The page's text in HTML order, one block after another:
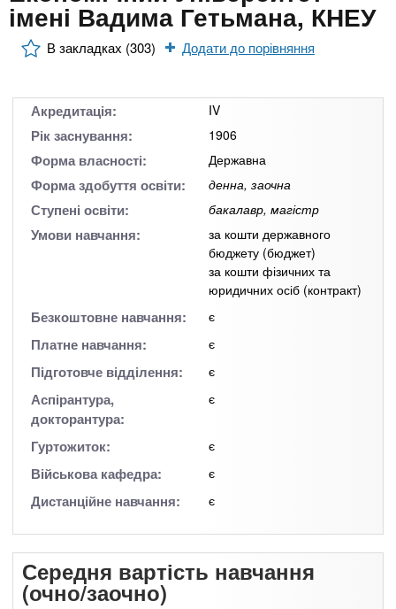
n
t
s
n
o
и
Онлайн курси
За кордоном
імені Вадима Гетьмана, КНЕУ
В закладках (303) Додати до порівняння
Акредитація: IV
Рік заснування: 1906
Форма власності: Державна
Форма здобуття освіти: денна, заочна
Ступені освіти: бакалавр, магістр
Умови навчання:
за кошти державного
бюджету (бюджет)
за кошти фізичних та
юридичних осіб (контракт)
Безкоштовне навчання: є
Платне навчання: є
Підготовче відділення: є
Аспірантура,
докторантура:
є
Гуртожиток: є
Військова кафедра: є
Дистанційне навчання: є
Середня вартість навчання
(очно/заочно)